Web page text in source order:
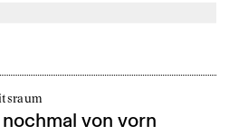
von vorn